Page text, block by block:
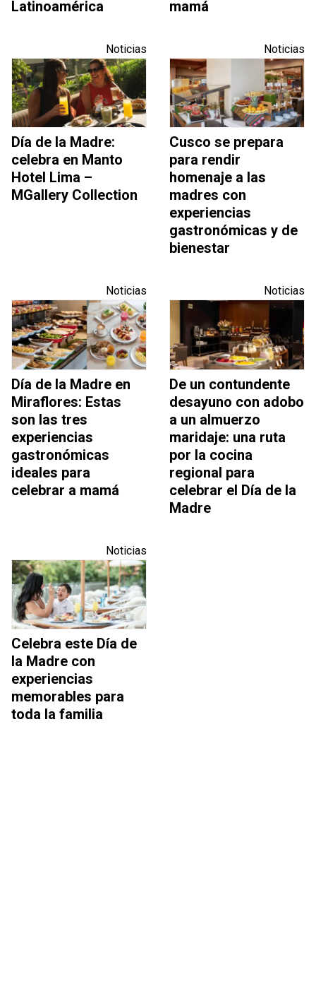
Latinoamérica mamá
Noticias
Día de la Madre:
celebra en Manto
Hotel Lima –
MGallery Collection
Noticias
Cusco se prepara
para rendir
homenaje a las
madres con
experiencias
gastronómicas y de
bienestar
Noticias
Día de la Madre en
Miraflores: Estas
son las tres
experiencias
gastronómicas
ideales para
celebrar a mamá
Noticias
De un contundente
desayuno con adobo
a un almuerzo
maridaje: una ruta
por la cocina
regional para
celebrar el Día de la
Madre
Noticias
Celebra este Día de
la Madre con
experiencias
memorables para
toda la familia